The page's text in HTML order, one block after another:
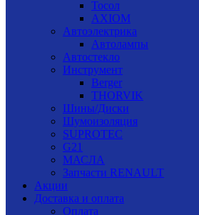
Тосол
AXIOM
Автоэлектрика
Автолампы
Автостекло
Инструмент
Berger
THORVIK
Шины/Диски
Шумоизоляция
SUPROTEC
G21
МАСЛА
Запчасти RENAULT
Акции
Доставка и оплата
Оплата